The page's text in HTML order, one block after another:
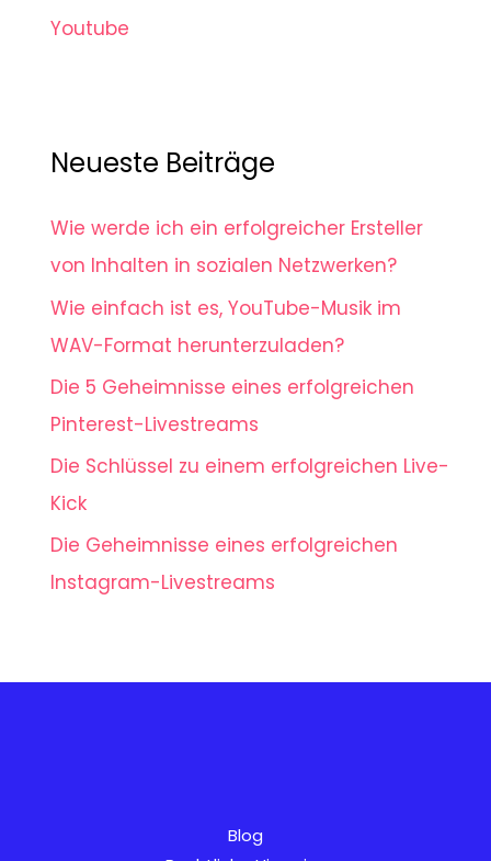
Youtube
Neueste Beiträge
Wie werde ich ein erfolgreicher Ersteller
von Inhalten in sozialen Netzwerken?
Wie einfach ist es, YouTube-Musik im
WAV-Format herunterzuladen?
Die 5 Geheimnisse eines erfolgreichen
Pinterest-Livestreams
Die Schlüssel zu einem erfolgreichen Live-
Kick
Die Geheimnisse eines erfolgreichen
Instagram-Livestreams
Blog